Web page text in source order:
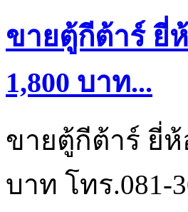
ขายตู้กีต้าร์ ยี่
1,800 บาท...
ขายตู้กีต้าร์ ยี่ห้
บาท โทร.081-